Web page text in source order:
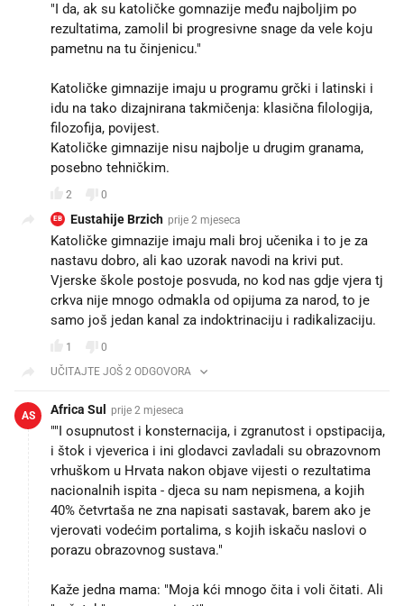
"I da, ak su katoličke gomnazije među najboljim po
rezultatima, zamolil bi progresivne snage da vele koju
pametnu na tu činjenicu."
Katoličke gimnazije imaju u programu grčki i latinski i
idu na tako dizajnirana takmičenja: klasična filologija,
filozofija, povijest.
Katoličke gimnazije nisu najbolje u drugim granama,
posebno tehničkim.
2 0
EB Eustahije Brzich prije 2 mjeseca
Katoličke gimnazije imaju mali broj učenika i to je za
nastavu dobro, ali kao uzorak navodi na krivi put.
Vjerske škole postoje posvuda, no kod nas gdje vjera tj
crkva nije mnogo odmakla od opijuma za narod, to je
samo još jedan kanal za indoktrinaciju i radikalizaciju.
1
0
UČITAJTE JOŠ 2 ODGOVORA
AS Africa Sul prije 2 mjeseca
""I osupnutost i konsternacija, i zgranutost i opstipacija,
i štok i vjeverica i ini glodavci zavladali su obrazovnom
vrhuškom u Hrvata nakon objave vijesti o rezultatima
nacionalnih ispita - djeca su nam nepismena, a kojih
40% četvrtaša ne zna napisati sastavak, barem ako je
vjerovati vodećim portalima, s kojih iskaču naslovi o
porazu obrazovnog sustava."
Kaže jedna mama: "Moja kći mnogo čita i voli čitati. Ali